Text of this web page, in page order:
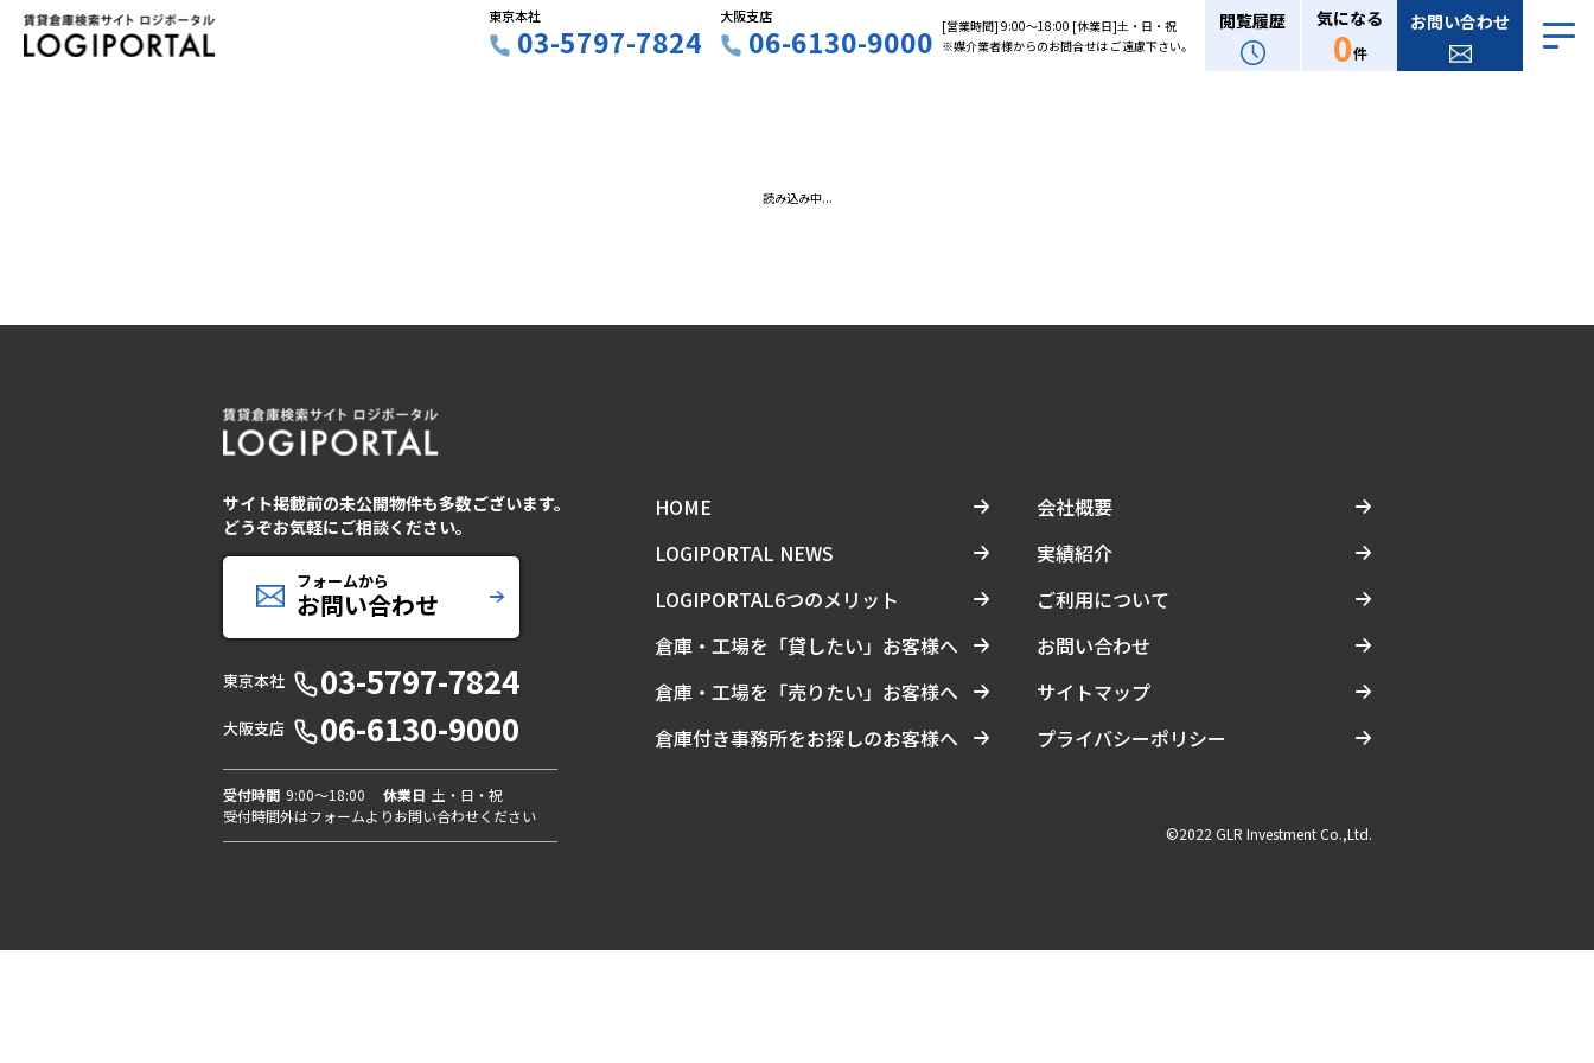
東京本社
03-5797-7824
大阪支店
06-6130-9000 [営業時間] 9:00〜18:00 [休業日]土・日・祝
※媒介業者様からのお問合せは ご遠慮下さい。
閲覧履歴 気になる
0件
お問い合わせ
読み込み中...
サイト掲載前の未公開物件も多数ございます。
どうぞお気軽にご相談ください。
フォームから
お問い合わせ
東京本社 03-5797-7824
大阪支店 06-6130-9000
受付時間 9:00〜18:00 休業日 土・日・祝
受付時間外はフォームよりお問い合わせください
HOME
LOGIPORTAL NEWS
LOGIPORTAL6つのメリット
倉庫・工場を「貸したい」お客様へ
倉庫・工場を「売りたい」お客様へ
倉庫付き事務所をお探しのお客様へ
会社概要
実績紹介
ご利用について
お問い合わせ
サイトマップ
プライバシーポリシー
©2022 GLR Investment Co.,Ltd.